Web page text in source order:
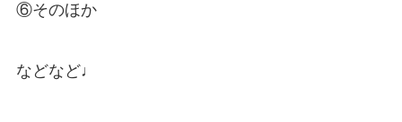
⑥そのほか
などなど♩